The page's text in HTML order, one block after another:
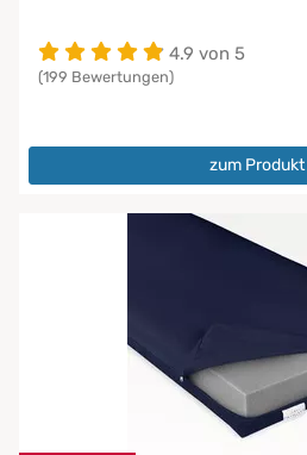
4.9 von 5
(199 Bewertungen)
zum Produkt